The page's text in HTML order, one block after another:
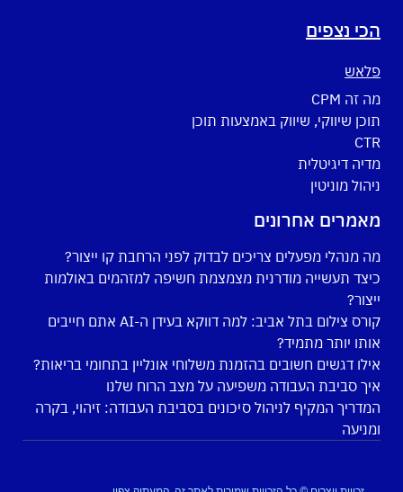
הכי נצפים
פלאש
מה זה CPM
תוכן שיווקי, שיווק באמצעות תוכן
CTR
מדיה דיגיטלית
ניהול מוניטין
מאמרים אחרונים
מה מנהלי מפעלים צריכים לבדוק לפני הרחבת קו ייצור?
כיצד תעשייה מודרנית מצמצמת חשיפה למזהמים באולמות
ייצור?
קורס צילום בתל אביב: למה דווקא בעידן ה-AI אתם חייבים
אותו יותר מתמיד?
אילו דגשים חשובים בהזמנת משלוחי אונליין בתחומי בריאות?
איך סביבת העבודה משפיעה על מצב הרוח שלנו
המדריך המקיף לניהול סיכונים בסביבת העבודה: זיהוי, בקרה
ומניעה